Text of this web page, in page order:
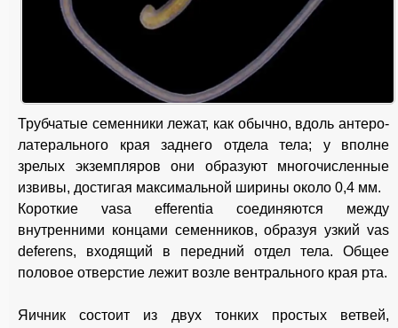
Трубчатые семенники лежат, как обычно, вдоль антеро-
латерального края заднего отдела тела; у вполне
зрелых экземпляров они образуют многочисленные
извивы, достигая максимальной ширины около 0,4 мм.
Короткие vasa efferentia соединяются между
внутренними концами семенников, образуя узкий vas
deferens, входящий в передний отдел тела. Общее
половое отверстие лежит возле вентрального края рта.
Яичник состоит из двух тонких простых ветвей,